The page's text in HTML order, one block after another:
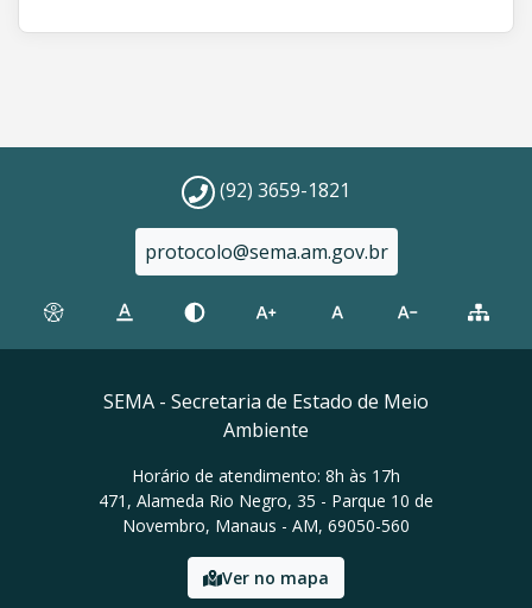
(92) 3659-1821
protocolo@sema.am.gov.br
SEMA - Secretaria de Estado de Meio
Ambiente
Horário de atendimento: 8h às 17h
471, Alameda Rio Negro, 35 - Parque 10 de
Novembro, Manaus - AM, 69050-560
Ver no mapa